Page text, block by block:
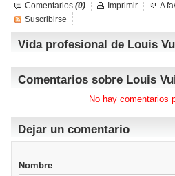
Comentarios (0) Imprimir
A
Suscribirse
Vida profesional de Louis
Comentarios sobre Louis
No hay comentarios
Dejar un comentario
Nombre: